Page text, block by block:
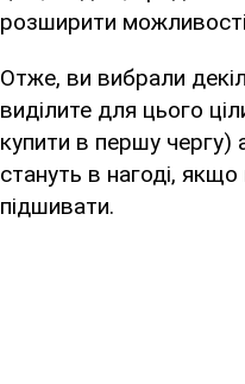
розширити можливості
Отже, ви вибрали
виділите для цього
купити в першу чергу)
стануть в нагоді,
підшивати.